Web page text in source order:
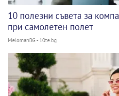
10 полезни съвета за
при самолетен полет
MelomanBG - 10te.bg